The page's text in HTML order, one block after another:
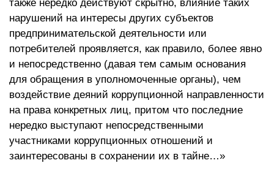
также нередко действуют скрытно, влияние таких
нарушений на интересы других субъектов
предпринимательской деятельности или
потребителей проявляется, как правило, более явно
и непосредственно (давая тем самым основания
для обращения в уполномоченные органы), чем
воздействие деяний коррупционной направленности
на права конкретных лиц, притом что последние
нередко выступают непосредственными
участниками коррупционных отношений и
заинтересованы в сохранении их в тайне…»